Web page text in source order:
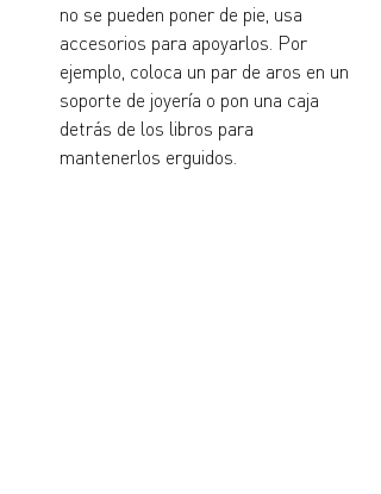
no se pueden poner de pie, usa
accesorios para apoyarlos. Por
ejemplo, coloca un par de aros en un
soporte de joyería o pon una caja
detrás de los libros para
mantenerlos erguidos.